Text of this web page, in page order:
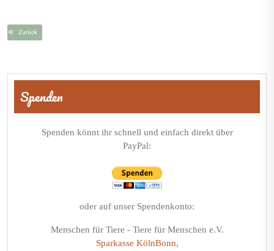
Zurück
Beitragsnavigation
Spenden
Spenden könnt ihr schnell und einfach direkt über
PayPal:
oder auf unser Spendenkonto:
Menschen für Tiere - Tiere für Menschen e.V.
Sparkasse KölnBonn,